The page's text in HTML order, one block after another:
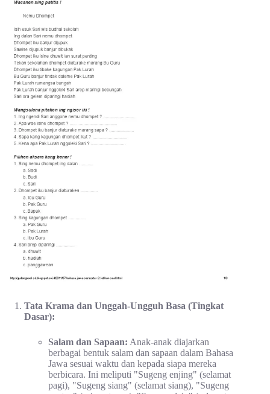
Tata Krama dan Unggah-Ungguh Basa (Tingkat
Dasar):
Salam dan Sapaan: Anak-anak diajarkan
berbagai bentuk salam dan sapaan dalam Bahasa
Jawa sesuai waktu dan kepada siapa mereka
berbicara. Ini meliputi "Sugeng enjing" (selamat
pagi), "Sugeng siang" (selamat siang), "Sugeng